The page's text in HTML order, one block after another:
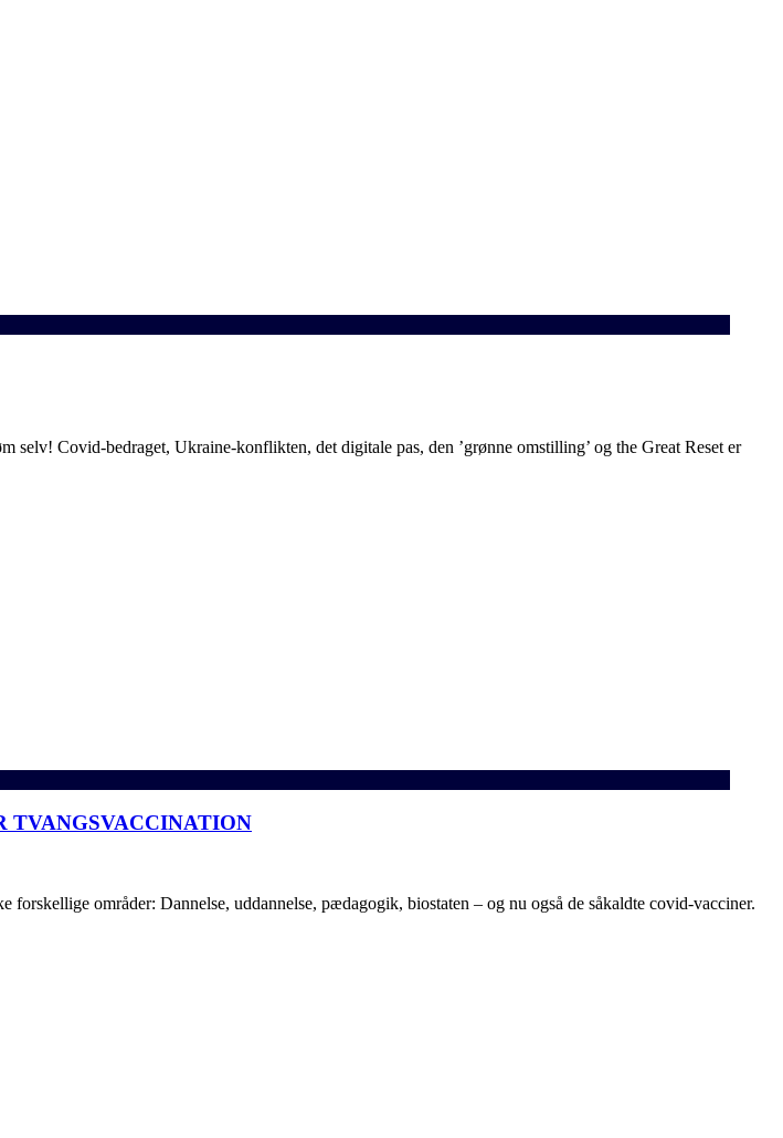
Covid-bedraget, Ukraine-konflikten, det digitale pas, den ’grønne omstilling’ og the Great Reset er
TVANGSVACCINATION
områder: Dannelse, uddannelse, pædagogik, biostaten – og nu også de såkaldte covid-vacciner.